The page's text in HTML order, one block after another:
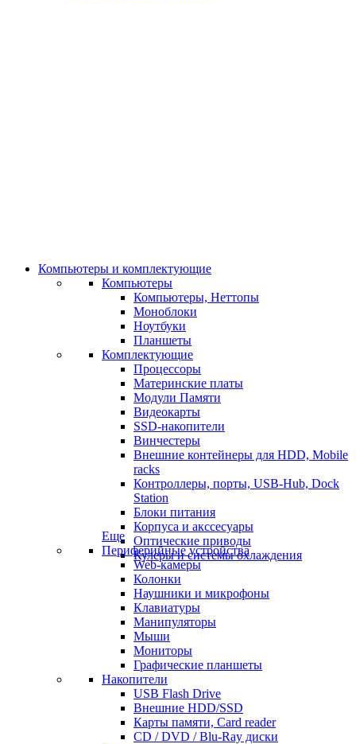
Компьютеры и комплектующие
Компьютеры
Компьютеры, Неттопы
Моноблоки
Ноутбуки
Планшеты
Комплектующие
Процессоры
Материнские платы
Модули Памяти
Видеокарты
SSD-накопители
Винчестеры
Внешние контейнеры для HDD, Mobile
racks
Контроллеры, порты, USB-Hub, Dock
Station
Блоки питания
Корпуса и акссесуары
Оптические приводы
Кулеры и системы охлаждения
Еще
Периферийные устройства
Web-камеры
Колонки
Наушники и микрофоны
Клавиатуры
Манипуляторы
Мыши
Мониторы
Графические планшеты
Накопители
USB Flash Drive
Внешние HDD/SSD
Карты памяти, Card reader
CD / DVD / Blu-Ray диски